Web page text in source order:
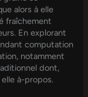
alors à elle
fraîchement
En explorant
computation
notamment
dont,
à-propos.